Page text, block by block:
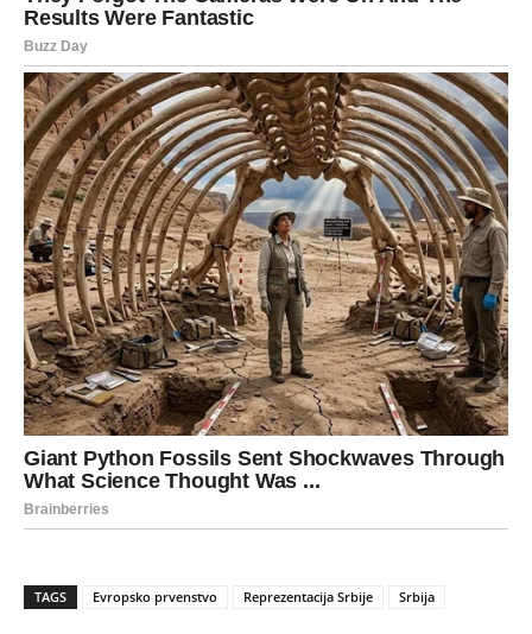
TAGS Evropsko prvenstvo Reprezentacija Srbije Srbija